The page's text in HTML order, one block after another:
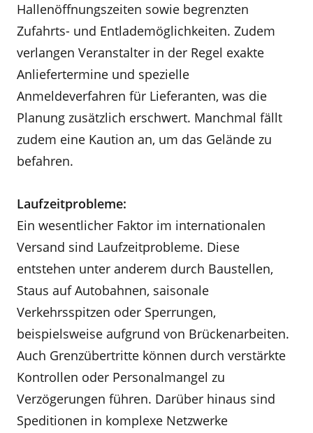
Hallenöffnungszeiten sowie begrenzten
Zufahrts- und Entlademöglichkeiten. Zudem
verlangen Veranstalter in der Regel exakte
Anliefertermine und spezielle
Anmeldeverfahren für Lieferanten, was die
Planung zusätzlich erschwert. Manchmal fällt
zudem eine Kaution an, um das Gelände zu
befahren.
Laufzeitprobleme:
Ein wesentlicher Faktor im internationalen
Versand sind Laufzeitprobleme. Diese
entstehen unter anderem durch Baustellen,
Staus auf Autobahnen, saisonale
Verkehrsspitzen oder Sperrungen,
beispielsweise aufgrund von Brückenarbeiten.
Auch Grenzübertritte können durch verstärkte
Kontrollen oder Personalmangel zu
Verzögerungen führen. Darüber hinaus sind
Speditionen in komplexe Netzwerke